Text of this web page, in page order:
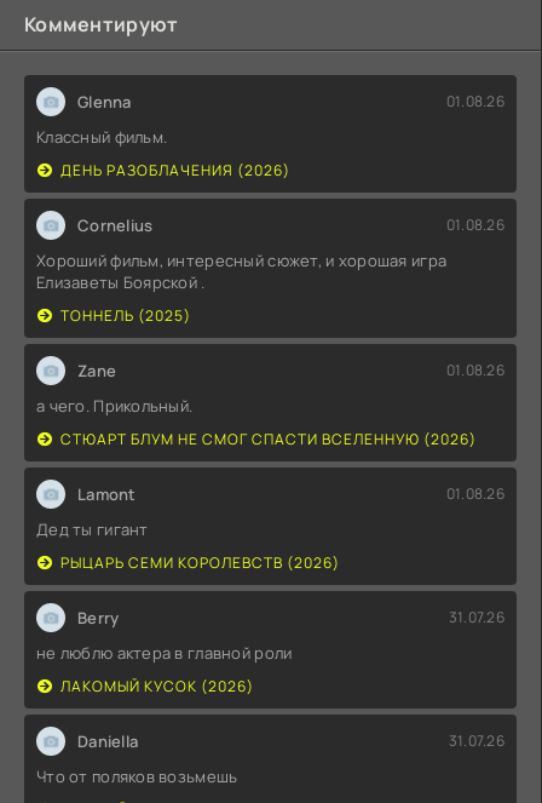
Комментируют
Glenna 01.08.26
Классный фильм.
ДЕНЬ РАЗОБЛАЧЕНИЯ (2026)
Cornelius 01.08.26
Хороший фильм, интересный сюжет, и хорошая игра
Елизаветы Боярской .
ТОННЕЛЬ (2025)
Zane 01.08.26
а чего. Прикольный.
СТЮАРТ БЛУМ НЕ СМОГ СПАСТИ ВСЕЛЕННУЮ (2026)
Lamont 01.08.26
Дед ты гигант
РЫЦАРЬ СЕМИ КОРОЛЕВСТВ (2026)
Berry 31.07.26
не люблю актера в главной роли
ЛАКОМЫЙ КУСОК (2026)
Daniella 31.07.26
Что от поляков возьмешь